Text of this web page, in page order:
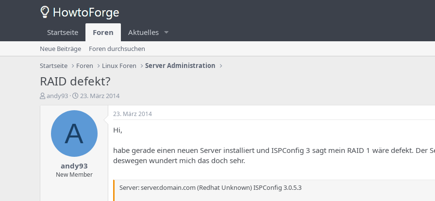
Startseite Foren Aktuelles
Neue Beiträge
Foren durchsuchen
Startseite
Foren Linux Foren Server Administration
RAID defekt?
E
andy93
E
s
l
u
n
g
23. März 2014
A
andy93
New Member
23. März 2014
Hi,
habe gerade einen neuen Server installiert und ISPConfig 3 sagt mein RAID 1 wäre defekt. Der
deswegen wundert mich das doch sehr.
Server: server.domain.com (Redhat Unknown) ISPConfig 3.0.5.3